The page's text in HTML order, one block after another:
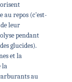
au repos (c'est-
leur
pendant
glucides).
et la
la
au